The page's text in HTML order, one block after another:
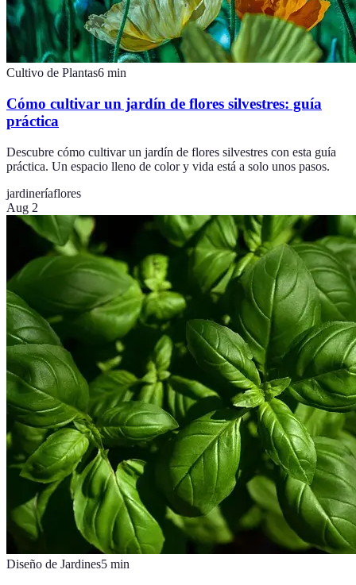
Cultivo de Plantas6 min
Cómo cultivar un jardín de flores silvestres: guía
práctica
Descubre cómo cultivar un jardín de flores silvestres con esta guía
práctica. Un espacio lleno de color y vida está a solo unos pasos.
jardineríaflores
Aug 2
Diseño de Jardines5 min